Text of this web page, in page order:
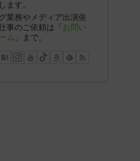
ます。
業務やメディア出演依
事のご依頼は「 お問い
ム 」まで。